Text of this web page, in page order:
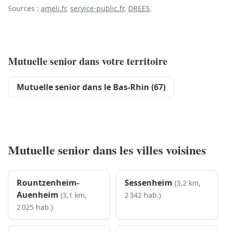
Sources : ameli.fr, service-public.fr, DREES.
Mutuelle senior dans votre territoire
Mutuelle senior dans le Bas-Rhin (67)
Mutuelle senior dans les villes voisines
Rountzenheim-
Auenheim (3,1 km,
2 025 hab.)
Sessenheim (3,2 km,
2 342 hab.)